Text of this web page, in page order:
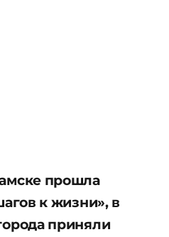
прошла
к жизни», в
приняли